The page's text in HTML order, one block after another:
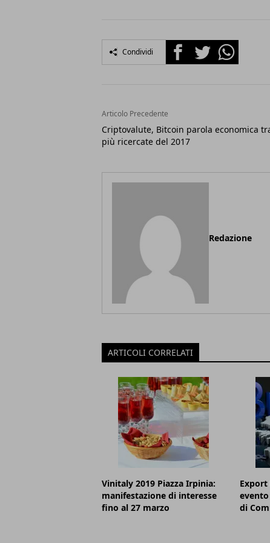
Condividi FacebookTwitterWhatsapp
Articolo Precedente
Criptovalute, Bitcoin parola economica
più ricercate del 2017
Redazione
ARTICOLI CORRELATI
Vinitaly 2019 Piazza Irpinia:
manifestazione di interesse
fino al 27 marzo
Export
evento
di